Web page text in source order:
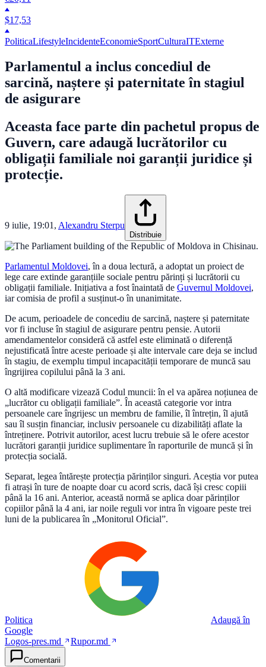
$17,53
PoliticaLifestyleIncidenteEconomieSportCulturaITExterne
Parlamentul a inclus concediul de
sarcină, naștere și paternitate în stagiul
de asigurare
Aceasta face parte din pachetul propus de
Guvern, care adaugă lucrătorilor cu
obligații familiale noi garanții juridice și
protecție.
9 iulie, 19:01 , Alexandru Sterpu
Distribuie
Parlamentul Moldovei, în a doua lectură, a adoptat un proiect de
lege care extinde garanțiile sociale pentru părinți și lucrătorii cu
obligații familiale. Inițiativa a fost înaintată de Guvernul Moldovei,
iar comisia de profil a susținut-o în unanimitate.
De acum, perioadele de concediu de sarcină, naștere și paternitate
vor fi incluse în stagiul de asigurare pentru pensie. Autorii
amendamentelor consideră că astfel este eliminată o diferență
nejustificată între aceste perioade și alte intervale care deja se includ
în stagiu, de exemplu timpul incapacității temporare de muncă sau
îngrijirea copilului până la 3 ani.
O altă modificare vizează Codul muncii: în el va apărea noțiunea de
„lucrător cu obligații familiale”. În această categorie vor intra
persoanele care îngrijesc un membru de familie, îl întrețin, îl ajută
sau îl susțin financiar, inclusiv persoanele cu dizabilități aflate la
întreținere. Potrivit autorilor, acest lucru trebuie să le ofere acestor
lucrători garanții juridice suplimentare în raporturile de muncă și în
protecția socială.
Separat, legea întărește protecția părinților singuri. Aceștia vor putea
fi atrași în ture de noapte doar cu acord scris, dacă își cresc copiii
până la 16 ani. Anterior, această normă se aplica doar părinților
copiilor până la 4 ani, iar noile reguli vor intra în vigoare peste trei
luni de la publicarea în „Monitorul Oficial”.
Politica
Adaugă în
Google
Logos-pres.md
Rupor.md
Comentarii